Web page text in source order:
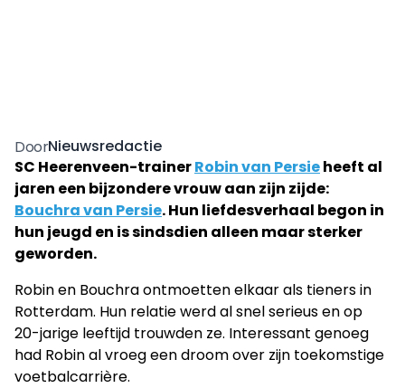
DoorNieuwsredactie
SC Heerenveen-trainerRobin van Persieheeft al
jaren een bijzondere vrouw aan zijn zijde:
Bouchra van Persie. Hun liefdesverhaal begon in
hun jeugd en is sindsdien alleen maar sterker
geworden.
Robin en Bouchra ontmoetten elkaar als tieners in
Rotterdam. Hun relatie werd al snel serieus en op
20-jarige leeftijd trouwden ze. Interessant genoeg
had Robin al vroeg een droom over zijn toekomstige
voetbalcarrière.